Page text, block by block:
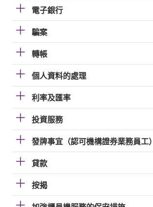
電子銀行
騙案
轉帳
個人資料的處理
利率及匯率
投資服務
發牌事宜（認可機構證券業務員工）
貸款
按揭